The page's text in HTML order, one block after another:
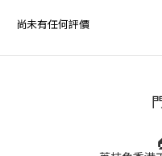
尚未有任何評價